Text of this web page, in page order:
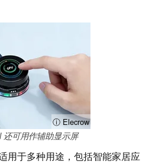
ⓘ Elecrow
还可用作辅助显示屏
用于多种用途，包括智能家居应